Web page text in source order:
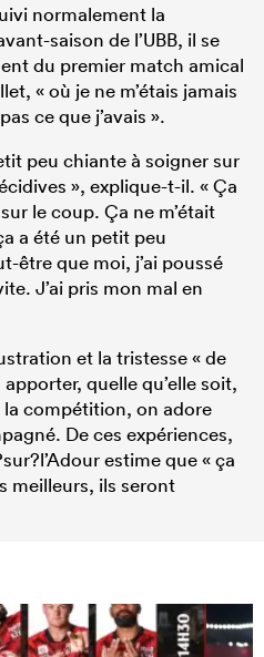
normalement la
saison de l’UBB, il se
du premier match amical
« où je ne m’étais jamais
ce que j’avais ».
peu chiante à soigner sur
», explique-t-il. « Ça
le coup. Ça ne m’était
a été un petit peu
être que moi, j’ai poussé
J’ai pris mon mal en
et la tristesse « de
quelle qu’elle soit,
compétition, on adore
De ces expériences,
estime que « ça
meilleurs, ils seront